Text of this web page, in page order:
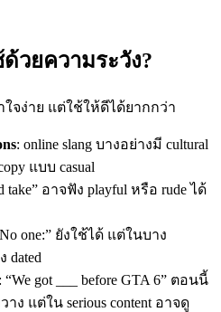
วยความระวัง?
าใจง่าย แต่ใช้ให้ดีได้ยากกว่า
: online slang บางอย่างมี cultural
แบบ casual
take” อาจฟัง playful หรือ rude ได้
one:” ยังใช้ได้ แต่ในบาง
dated
: “We got ___ before GTA 6” ตอนนี้
าง แต่ใน serious content อาจดู